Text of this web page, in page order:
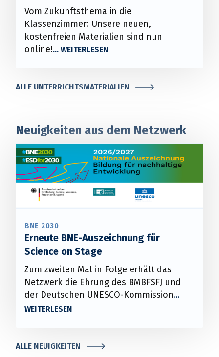
Vom Zukunftsthema in die
Klassenzimmer: Unsere neuen,
kostenfreien Materialien sind nun
online!
ALLE UNTERRICHTSMATERIALIEN
Neuigkeiten aus dem Netzwerk
BNE 2030
Erneute BNE-Auszeichnung für
Science on Stage
Zum zweiten Mal in Folge erhält das
Netzwerk die Ehrung des BMBFSFJ und
der Deutschen UNESCO-Kommission
ALLE NEUIGKEITEN